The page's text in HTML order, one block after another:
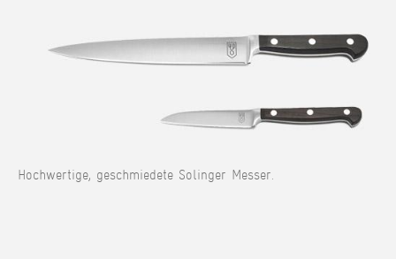
Hochwertige, geschmiedete Solinger Messer.